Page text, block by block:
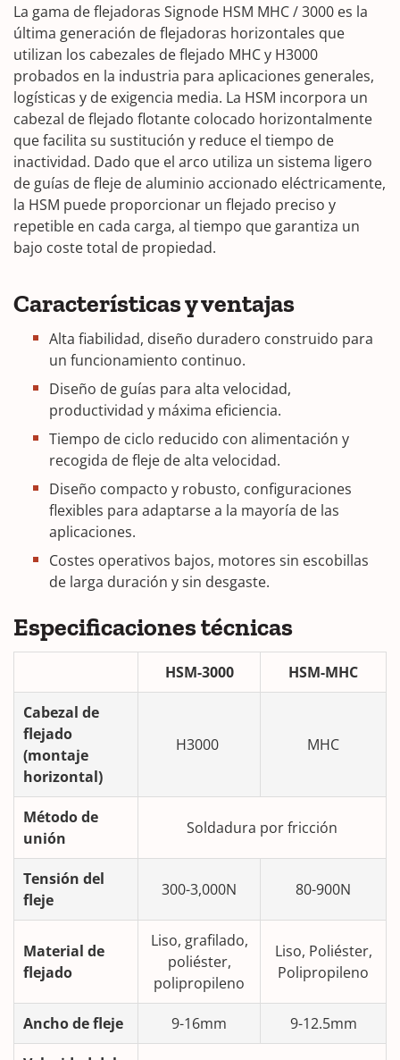
La gama de flejadoras Signode HSM MHC / 3000 es la
última generación de flejadoras horizontales que
utilizan los cabezales de flejado MHC y H3000
probados en la industria para aplicaciones generales,
logísticas y de exigencia media. La HSM incorpora un
cabezal de flejado flotante colocado horizontalmente
que facilita su sustitución y reduce el tiempo de
inactividad. Dado que el arco utiliza un sistema ligero
de guías de fleje de aluminio accionado eléctricamente,
la HSM puede proporcionar un flejado preciso y
repetible en cada carga, al tiempo que garantiza un
bajo coste total de propiedad.
Características y ventajas
Alta fiabilidad, diseño duradero construido para
un funcionamiento continuo.
Diseño de guías para alta velocidad,
productividad y máxima eficiencia.
Tiempo de ciclo reducido con alimentación y
recogida de fleje de alta velocidad.
Diseño compacto y robusto, configuraciones
flexibles para adaptarse a la mayoría de las
aplicaciones.
Costes operativos bajos, motores sin escobillas
de larga duración y sin desgaste.
Especificaciones técnicas
HSM-3000 HSM-MHC
Cabezal de
flejado
(montaje
horizontal)
H3000 MHC
Método de
unión
Soldadura por fricción
Tensión del
fleje
300-3,000N 80-900N
Material de
flejado
Liso, grafilado,
poliéster,
polipropileno
Liso, Poliéster,
Polipropileno
Ancho de fleje 9-16mm 9-12.5mm